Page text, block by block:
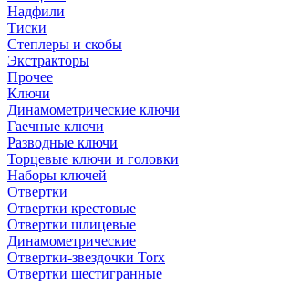
Надфили
Тиски
Степлеры и скобы
Экстракторы
Прочее
Ключи
Динамометрические ключи
Гаечные ключи
Разводные ключи
Торцевые ключи и головки
Наборы ключей
Отвертки
Отвертки крестовые
Отвертки шлицевые
Динамометрические
Отвертки-звездочки Torx
Отвертки шестигранные